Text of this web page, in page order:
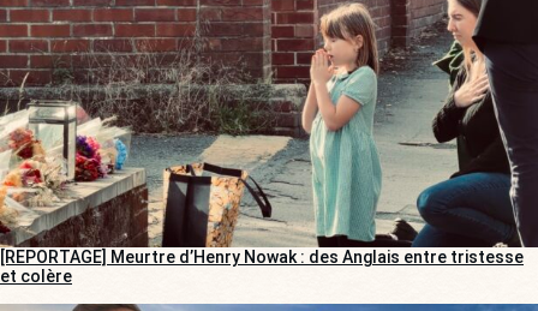
[REPORTAGE] Meurtre d’Henry Nowak : des Anglais entre tristesse
et colère